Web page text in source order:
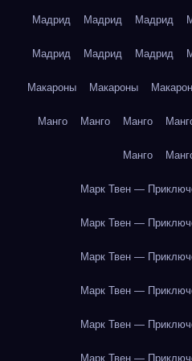
Мадрид Мадрид Мадрид
Мадрид Мадрид Мадрид
Макароны Макароны
Манго Манго Манго
Манго
Марк Твен —
Марк Твен —
Марк Твен —
Марк Твен —
Марк Твен —
Марк Твен —